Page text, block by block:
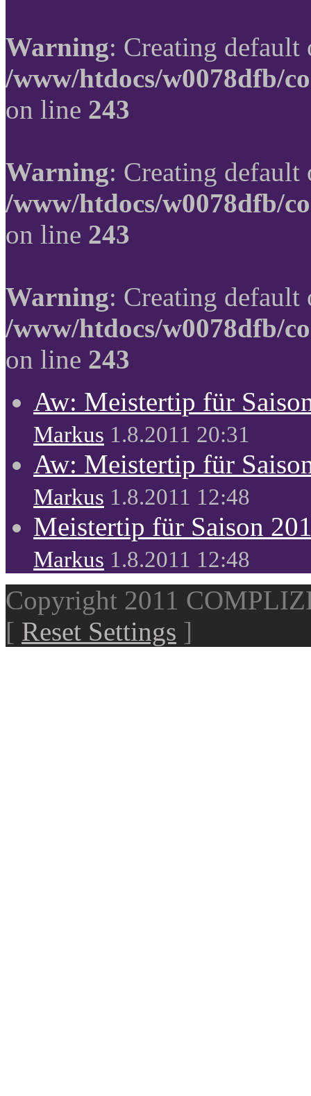
Warning: Creating
/www/htdocs/w0078dfb/
on line 243
Warning: Creating
/www/htdocs/w0078dfb/
on line 243
Warning: Creating
/www/htdocs/w0078dfb/
on line 243
Aw: Meistertip für
Markus 1.8.2011 20:31
Aw: Meistertip für
Markus 1.8.2011 12:48
Meistertip für Saison
Markus 1.8.2011 12:48
Copyright 2011
[ Reset Settings ]